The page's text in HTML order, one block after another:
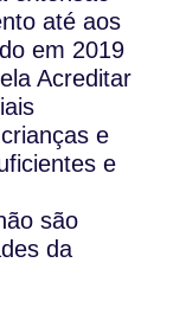
até aos
em 2019
Acreditar
e
e
são
da